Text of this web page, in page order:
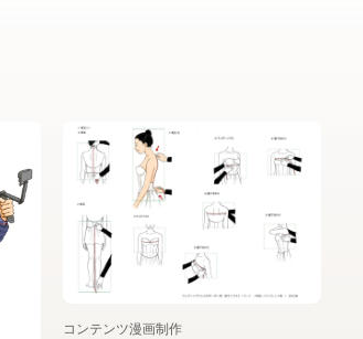
コンテンツ漫画制作